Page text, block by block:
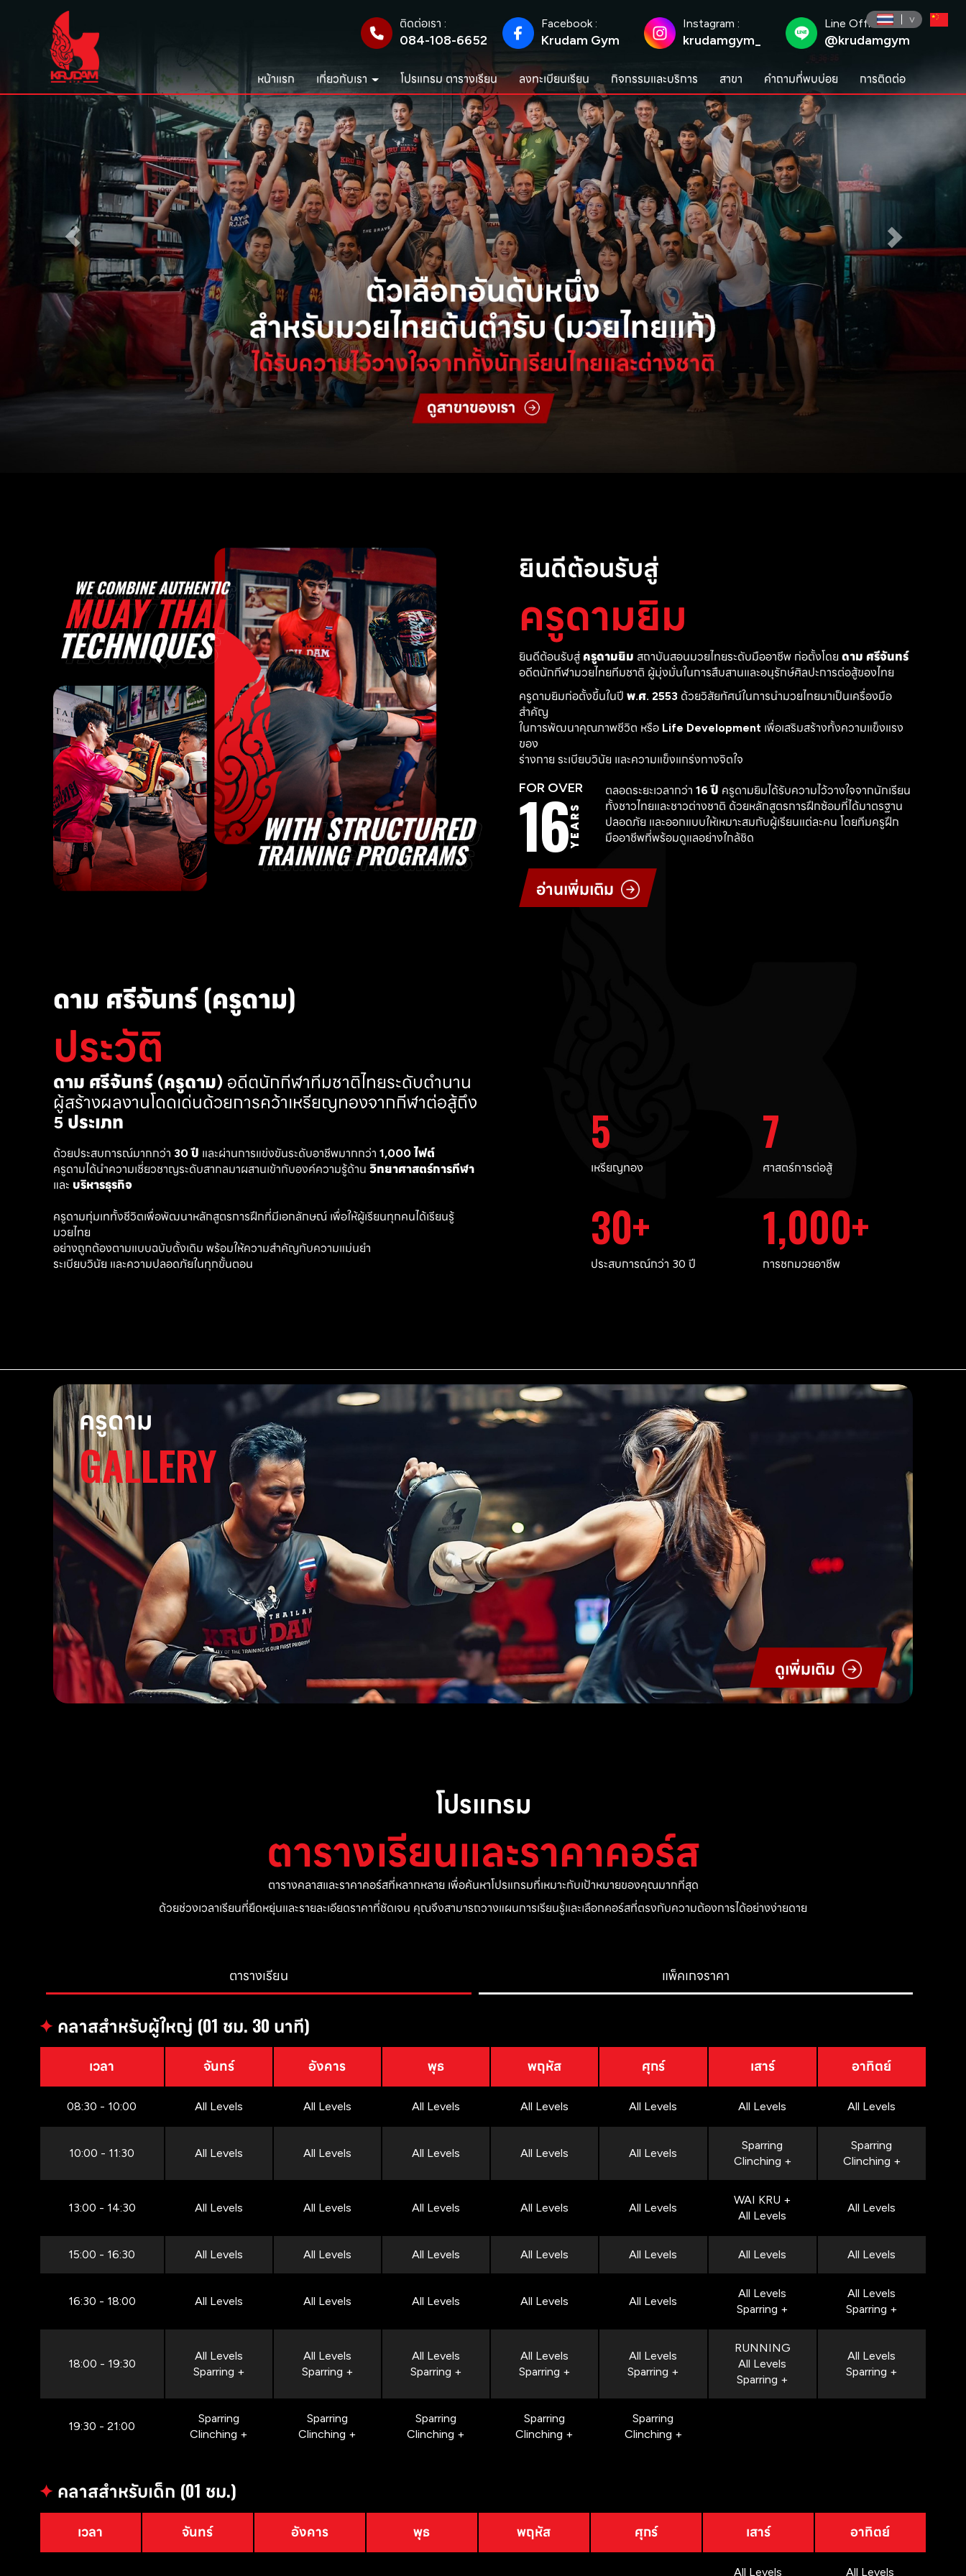
ติดต่อเรา :
084-108-6652
Facebook :
Krudam Gym
Instagram :
krudamgym_
Line Official :
@krudamgym
หน้าแรก เกี่ยวกับเรา โปรแกรม ตารางเรียน ลงทะเบียนเรียน กิจกรรมและบริการ สาขา คำถามที่พบบ่อย การติดต่อ
ยินดีต้อนรับสู่
ครูดามยิม
ยินดีต้อนรับสู่ ครูดามยิม สถาบันสอนมวยไทยระดับมืออาชีพ ก่อตั้งโดย ดาม ศรีจันทร์
อดีตนักกีฬามวยไทยทีมชาติ ผู้มุ่งมั่นในการสืบสานและอนุรักษ์ศิลปะการต่อสู้ของไทย
ครูดามยิมก่อตั้งขึ้นในปี พ.ศ. 2553 ด้วยวิสัยทัศน์ในการนำมวยไทยมาเป็นเครื่องมือ
สำคัญ
ในการพัฒนาคุณภาพชีวิต หรือ Life Development เพื่อเสริมสร้างทั้งความแข็งแรง
ของ
ร่างกาย ระเบียบวินัย และความแข็งแกร่งทางจิตใจ
FOR OVER
16YEARS
ตลอดระยะเวลากว่า 16 ปี ครูดามยิมได้รับความไว้วางใจจากนักเรียน
ทั้งชาวไทยและชาวต่างชาติ ด้วยหลักสูตรการฝึกซ้อมที่ได้มาตรฐาน
ปลอดภัย และออกแบบให้เหมาะสมกับผู้เรียนแต่ละคน โดยทีมครูฝึก
มืออาชีพที่พร้อมดูแลอย่างใกล้ชิด
อ่านเพิ่มเติม
ดาม ศรีจันทร์ (ครูดาม)
ประวัติ
ดาม ศรีจันทร์ (ครูดาม) อดีตนักกีฬาทีมชาติไทยระดับตำนาน
ผู้สร้างผลงานโดดเด่นด้วยการคว้าเหรียญทองจากกีฬาต่อสู้ถึง
5 ประเภท
ด้วยประสบการณ์มากกว่า 30 ปี และผ่านการแข่งขันระดับอาชีพมากกว่า 1,000 ไฟต์
ครูดามได้นำความเชี่ยวชาญระดับสากลมาผสานเข้ากับองค์ความรู้ด้าน วิทยาศาสตร์การกีฬา
และ บริหารธุรกิจ
ครูดามทุ่มเททั้งชีวิตเพื่อพัฒนาหลักสูตรการฝึกที่มีเอกลักษณ์ เพื่อให้ผู้เรียนทุกคนได้เรียนรู้
มวยไทย
อย่างถูกต้องตามแบบฉบับดั้งเดิม พร้อมให้ความสำคัญกับความแม่นยำ
ระเบียบวินัย และความปลอดภัยในทุกขั้นตอน
5
เหรียญทอง
7
ศาสตร์การต่อสู้
30
ประสบการณ์กว่า 30 ปี
1,000
การชกมวยอาชีพ
ครูดาม
GALLERY
ดูเพิ่มเติม
โปรแกรม
ตารางเรียนและราคาคอร์ส
ตารางคลาสและราคาคอร์สที่หลากหลาย เพื่อค้นหาโปรแกรมที่เหมาะกับเป้าหมายของคุณมากที่สุด
ด้วยช่วงเวลาเรียนที่ยืดหยุ่นและรายละเอียดราคาที่ชัดเจน คุณจึงสามารถวางแผนการเรียนรู้และเลือกคอร์สที่ตรงกับความต้องการได้อย่างง่ายดาย
ตารางเรียน แพ็คเกจราคา
✦คลาสสำหรับผู้ใหญ่ (01 ชม. 30 นาที)
เวลา จันทร์ อังคาร พุธ พฤหัส ศุกร์ เสาร์ อาทิตย์
08:30 - 10:00 All Levels All Levels All Levels All Levels All Levels All Levels All Levels
10:00 - 11:30 All Levels All Levels All Levels All Levels All Levels
Sparring
Clinching +
Sparring
Clinching +
13:00 - 14:30 All Levels All Levels All Levels All Levels All Levels
WAI KRU +
All Levels
All Levels
15:00 - 16:30 All Levels All Levels All Levels All Levels All Levels All Levels All Levels
16:30 - 18:00 All Levels All Levels All Levels All Levels All Levels
All Levels
Sparring +
All Levels
Sparring +
18:00 - 19:30
All Levels
Sparring +
All Levels
Sparring +
All Levels
Sparring +
All Levels
Sparring +
All Levels
Sparring +
RUNNING
All Levels
Sparring +
All Levels
Sparring +
19:30 - 21:00
Sparring
Clinching +
Sparring
Clinching +
Sparring
Clinching +
Sparring
Clinching +
Sparring
Clinching +
✦คลาสสำหรับเด็ก (01 ชม.)
เวลา จันทร์ อังคาร พุธ พฤหัส ศุกร์ เสาร์ อาทิตย์
All Levels All Levels